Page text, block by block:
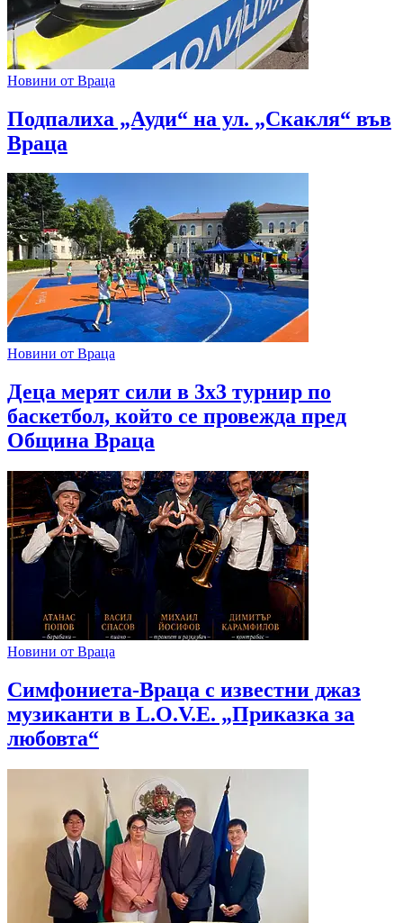
Новини от Враца
Подпалиха „Ауди“ на ул. „Скакля“ във
Враца
Новини от Враца
Деца мерят сили в 3х3 турнир по
баскетбол, който се провежда пред
Община Враца
Новини от Враца
Симфониета-Враца с известни джаз
музиканти в L.O.V.E. „Приказка за
любовта“